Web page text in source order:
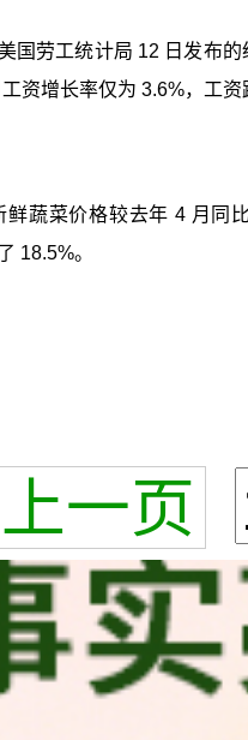
国劳工统计局 12 日发布
资增长率仅为 3.6%，工
蔬菜价格较去年 4 月同
18.5%。
上一页